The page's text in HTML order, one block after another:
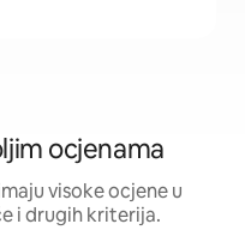
ocjenama
visoke ocjene u
i drugih kriterija.